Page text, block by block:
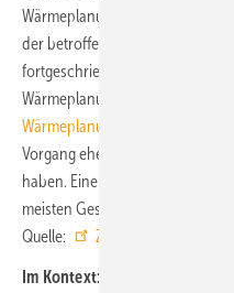
Wärmeplanungsgesetz, sondern
der betroffenen Kreise und der
fortgeschriebenen zweiten
Wärmeplanungsgesetz, siehe:
Wärmeplanung ablaufen
Vorgang eher dafür, dass die
haben. Eine zweite Gelegenheit
meisten Gesetzentwürfe nicht. ■
Quelle:
ZVSHK
Im Kontext: